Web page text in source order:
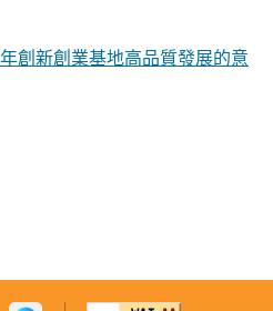
創新創業基地高品質發展的意